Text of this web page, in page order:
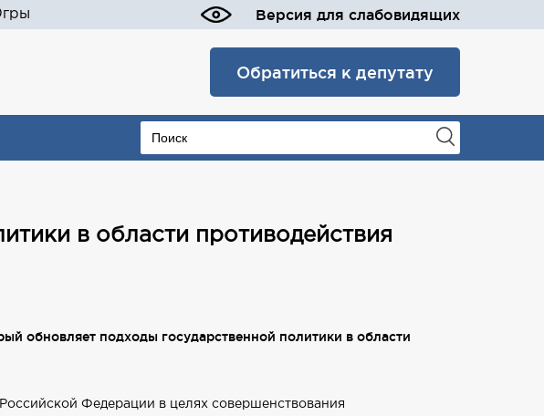
Версия для слабовидящих
Обратиться к депутату
в области противодействия
обновляет подходы государственной политики в области
Федерации в целях совершенствования